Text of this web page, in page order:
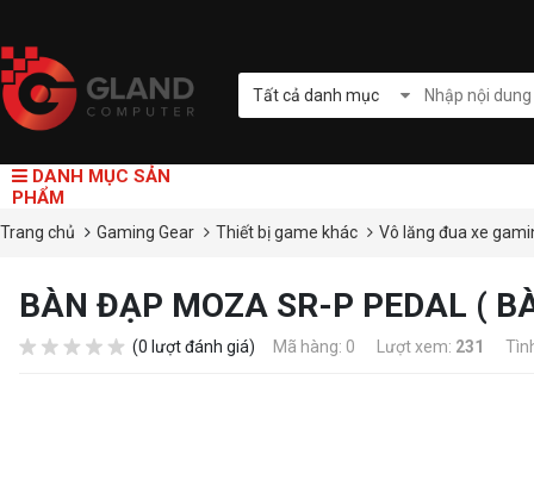
Tất cả danh mục
DANH MỤC SẢN
PHẨM
Trang chủ Gaming Gear Thiết bị game khác Vô lăng đua xe
BÀN ĐẠP MOZA SR-P PEDAL (
(0 lượt đánh giá) Mã hàng: 0 Lượt xem: 231